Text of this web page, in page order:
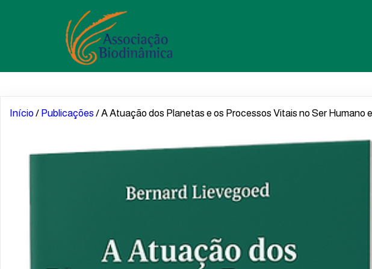
Início/ Publicações / A Atuação dos Planetas e os Processos Vitais no Ser Humano